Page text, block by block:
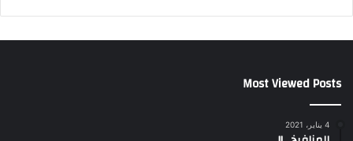
Most Viewed Posts
4 يناير، 2021